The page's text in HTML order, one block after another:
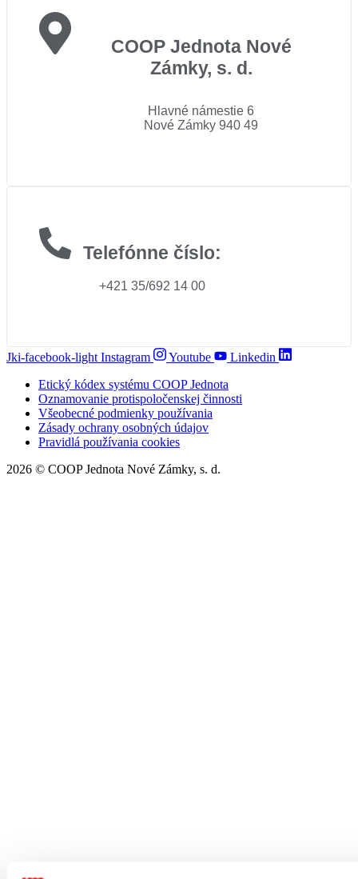
COOP Jednota Nové
Zámky, s. d.
Hlavné námestie 6
Nové Zámky 940 49
Telefónne číslo:
+421 35/692 14 00
Jki-facebook-light Instagram Youtube
Linkedin
Etický kódex systému COOP Jednota
Oznamovanie protispoločenskej činnosti
Všeobecné podmienky používania
Zásady ochrany osobných údajov
Pravidlá používania cookies
2026 © COOP Jednota Nové Zámky, s. d.